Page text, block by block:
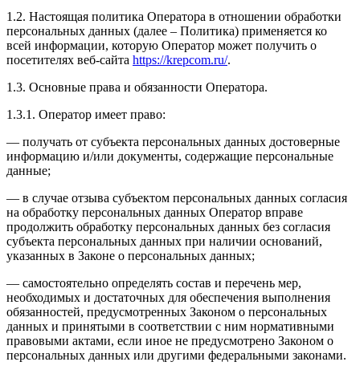
1.2. Настоящая политика Оператора в отношении обработки
персональных данных (далее – Политика) применяется ко
всей информации, которую Оператор может получить о
посетителях веб-сайта https://krepcom.ru/.
1.3. Основные права и обязанности Оператора.
1.3.1. Оператор имеет право:
— получать от субъекта персональных данных достоверные
информацию и/или документы, содержащие персональные
данные;
— в случае отзыва субъектом персональных данных согласия
на обработку персональных данных Оператор вправе
продолжить обработку персональных данных без согласия
субъекта персональных данных при наличии оснований,
указанных в Законе о персональных данных;
— самостоятельно определять состав и перечень мер,
необходимых и достаточных для обеспечения выполнения
обязанностей, предусмотренных Законом о персональных
данных и принятыми в соответствии с ним нормативными
правовыми актами, если иное не предусмотрено Законом о
персональных данных или другими федеральными законами.